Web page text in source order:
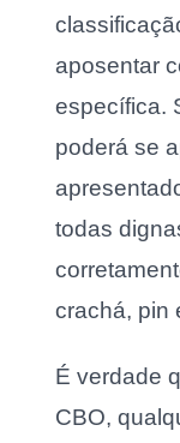
aposentar
específica.
poderá se
todas
crachá, pin
É verdade
CBO,